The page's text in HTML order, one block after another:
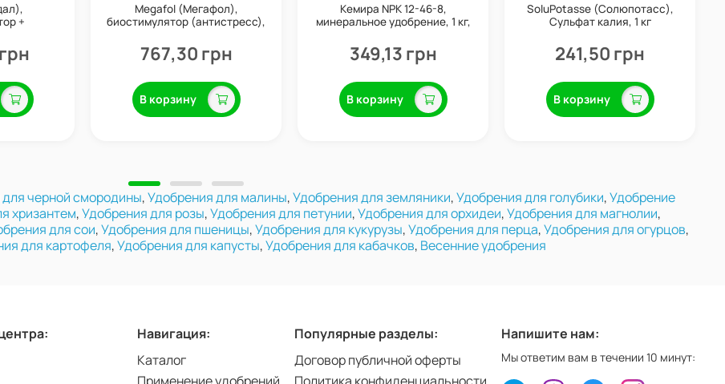
+
Megafol (Мегафол),
биостимулятор (антистресс),
767,30 грн
В корзину
Кемира NPK 12-46-8,
минеральное удобрение, 1 кг,
349,13 грн
В корзину
SoluPotasse (Солюпотасс),
Сульфат калия, 1 кг
241,50 грн
В корзину
черной смородины,Удобрения для малины,Удобрения для земляники,Удобрения для голубики,Удобрение
хризантем,Удобрения для розы,Удобрения для петунии,Удобрения для орхидеи,Удобрения для магнолии,
для сои,Удобрения для пшеницы,Удобрения для кукурузы,Удобрения для перца,Удобрения для огурцов,
для картофеля,Удобрения для капусты,Удобрения для кабачков, Весенние удобрения
Навигация:
Каталог
Популярные разделы:
Договор публичной оферты
Напишите нам:
Мы ответим вам в течении 10 минут: